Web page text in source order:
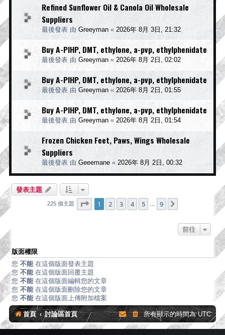
Refined Sunflower Oil & Canola Oil Wholesale
Suppliers
最後發表 由 Greeyman « 2026年 8月 3日, 21:32
Buy A-PIHP, DMT, ethylone, a-pvp, ethylphenidate
最後發表 由 Greeyman « 2026年 8月 2日, 02:02
Buy A-PIHP, DMT, ethylone, a-pvp, ethylphenidate
最後發表 由 Greeyman « 2026年 8月 2日, 01:55
Buy A-PIHP, DMT, ethylone, a-pvp, ethylphenidate
最後發表 由 Greeyman « 2026年 8月 2日, 01:54
Frozen Chicken Feet, Paws, Wings Wholesale
Suppliers
最後發表 由 Geeemane « 2026年 8月 2日, 00:32
發表主題
225 個主題 1 頁 (共9 頁)
1 2 3 4 5 9
前往
版面權限
您 不能 在這個版面發表主題
您 不能 在這個版面回覆主題
您 不能 在這個版面編輯您的文章
您 不能 在這個版面刪除您的文章
您 不能 在這個版面上傳附加檔案
首頁 討論區首頁 所有顯示的時間為UTC